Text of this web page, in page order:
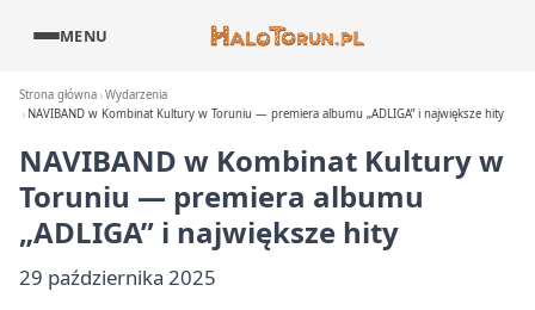
MENU
Strona główna Wydarzenia
NAVIBAND w Kombinat Kultury w Toruniu — premiera albumu „ADLIGA” i największe hity
NAVIBAND w Kombinat Kultury w
Toruniu — premiera albumu
„ADLIGA” i największe hity
29 października 2025